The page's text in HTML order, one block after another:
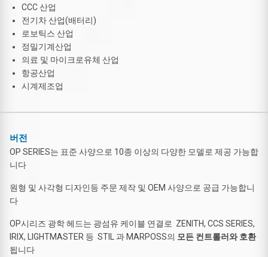
CCC 산업
전기차 산업(배터리)
로보틱스 산업
정밀기계산업
의료 및 마이크로유체 산업
항공산업
시계제조업
버전
OP SERIES는 표준 사양으로 10종 이상의 다양한 모델로 제공 가능합
니다
원형 및 사각형 디자인등 주문 제작 및 OEM 사양으로 공급 가능합니
다
OP시리즈 광학 헤드는 광섬유 케이블 연결로 ZENITH, CCS SERIES,
IRIX, LIGHTMASTER 등 STIL 과 MARPOSS의 모든 컨트롤러와 호환
됩니다